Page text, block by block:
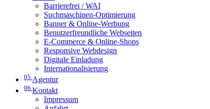
Barrierefrei / WAI
Suchmaschinen-Optimierung
Banner & Online-Werbung
Benutzerfreundliche Webseiten
E-Commerce & Online-Shops
Responsive Webdesign
Digitale Einladung
Internationalisierung
05 Agentur
06 Kontakt
Impressum